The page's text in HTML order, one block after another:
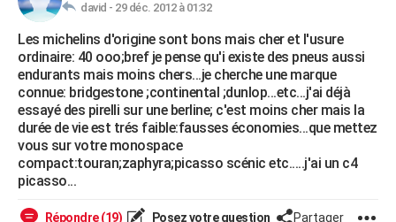
Essais
Réserver un essai
Citadines
Berlines
SUV
Forum auto
HIGH-TECH
Mobiles
Meilleur smartphone
Internet
Ordinateurs
Jeux vidéo
Guide high-tech
+BRICOLAGE
Forum
Aménagement intérieur
Extérieur
Cuisine
Salle de bains
Jardinage
Rangement
WEEK-END
Guides de France
Escapades
Patrimoine
Expositions
Musées
Week-end nature
+LIFESTYLE
Art de vivre
Bien-être
Loisirs
Mode
Modes de vie
SANTE
VOYAGE
david - 29 déc. 2012 à 01:32
Les michelins d'origine sont bons mais cher et l'usure
ordinaire: 40 ooo;bref je pense qu'i existe des pneus aussi
endurants mais moins chers...je cherche une marque
connue: bridgestone ;continental ;dunlop...etc...j'ai déjà
essayé des pirelli sur une berline; c'est moins cher mais la
durée de vie est trés faible:fausses économies...que mettez
vous sur votre monospace
compact:touran;zaphyra;picasso scénic etc.....j'ai un c4
picasso...
Répondre (19) Posez votre question Partager